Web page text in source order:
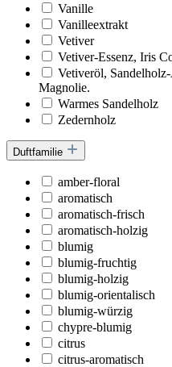
Vanille
Vanilleextrakt
Vetiver
Vetiver-Essenz, Iris
Vetiveröl,
Magnolie.
Warmes Sandelholz
Zedernholz
Duftfamilie
amber-floral
aromatisch
aromatisch-frisch
aromatisch-holzig
blumig
blumig-fruchtig
blumig-holzig
blumig-orientalisch
blumig-würzig
chypre-blumig
citrus
citrus-aromatisch